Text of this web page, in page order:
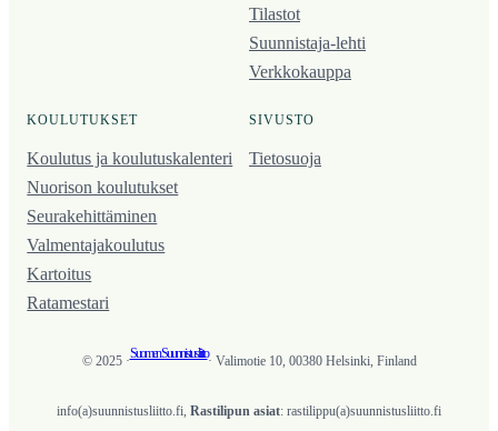
Tilastot
Suunnistaja-lehti
Verkkokauppa
KOULUTUKSET
Koulutus ja koulutus­kalenteri
Nuorison koulutukset
Seura­kehittäminen
Valmentaja­koulutus
Kartoitus
Ratamestari
SIVUSTO
Tietosuoja
© 2025 ·
Suomen Suunnistusliitto
· Valimotie 10, 00380 Helsinki, Finland
info(a)suunnistusliitto.fi, Rastilipun asiat: rastilippu(a)suunnistusliitto.fi